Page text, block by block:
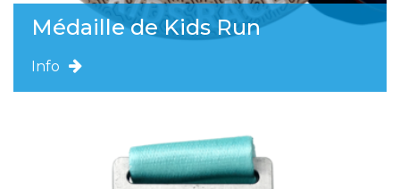
Médaille de Kids Run
Info